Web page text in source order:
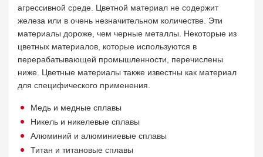
агрессивной среде. Цветной материал не содержит
железа или в очень незначительном количестве. Эти
материалы дороже, чем черные металлы. Некоторые из
цветных материалов, которые используются в
перерабатывающей промышленности, перечислены
ниже. Цветные материалы также известны как материал
для специфического применения.
Медь и медные сплавы
Никель и никелевые сплавы
Алюминий и алюминиевые сплавы
Титан и титановые сплавы